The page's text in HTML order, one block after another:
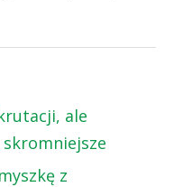
ale
z